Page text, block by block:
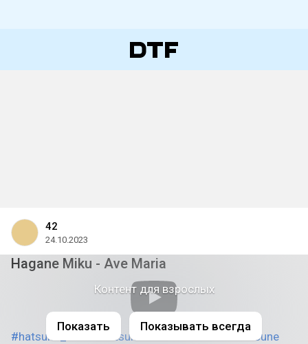
42
24.10.2023
Hagane Miku - Ave Maria
#hatsune_miku #hatsunemiku
#mikuhatsune
Контент для взрослых
Показать Показывать всегда